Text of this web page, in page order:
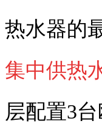
热水器的
集中供热
层配置3